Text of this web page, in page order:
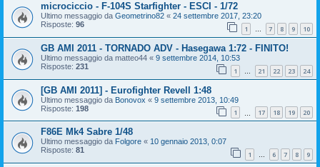
microciccio - F-104S Starfighter - ESCI - 1/72
Ultimo messaggio da Geometrino82 « 24 settembre 2017, 23:20
Risposte: 96 1 … 7 8 9 10
GB AMI 2011 - TORNADO ADV - Hasegawa 1:72 - FINITO!
Ultimo messaggio da matteo44 « 9 settembre 2014, 10:53
Risposte: 231 1 … 21 22 23 24
[GB AMI 2011] - Eurofighter Revell 1:48
Ultimo messaggio da Bonovox « 9 settembre 2013, 10:49
Risposte: 198 1 17 18 19 20
F86E Mk4 Sabre 1/48
Ultimo messaggio da Folgore « 10 gennaio 2013, 0:07
Risposte: 81 1 … 6 7 8 9